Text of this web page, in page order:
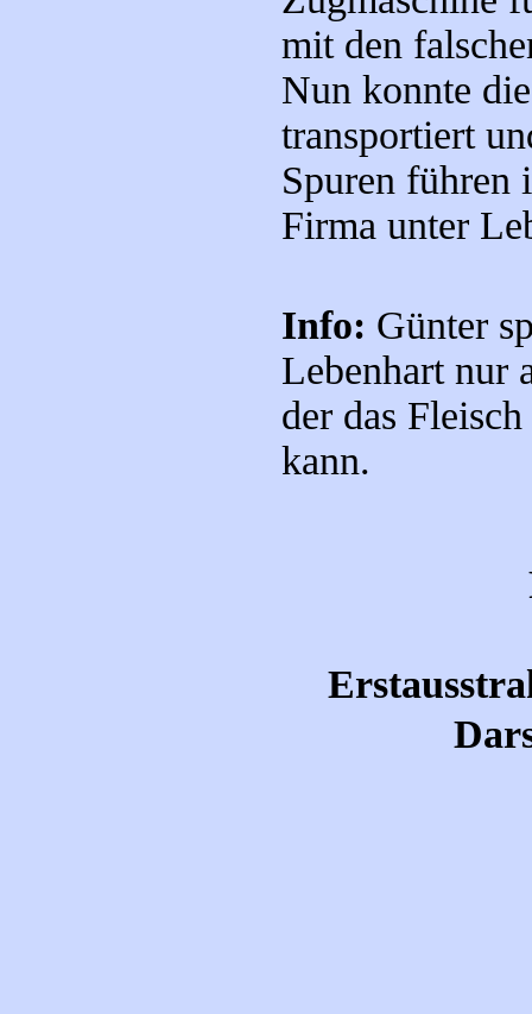
mit den
Nun konnte
transportiert
Spuren führen
Firma unter
Info: Günter
Lebenhart nur
der das
kann.